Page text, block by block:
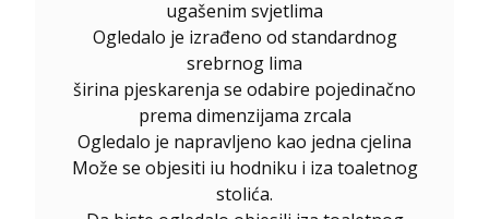
ugašenim svjetlima
Ogledalo je izrađeno od standardnog
srebrnog lima
širina pjeskarenja se odabire pojedinačno
prema dimenzijama zrcala
Ogledalo je napravljeno kao jedna cjelina
Može se objesiti iu hodniku i iza toaletnog
stolića.